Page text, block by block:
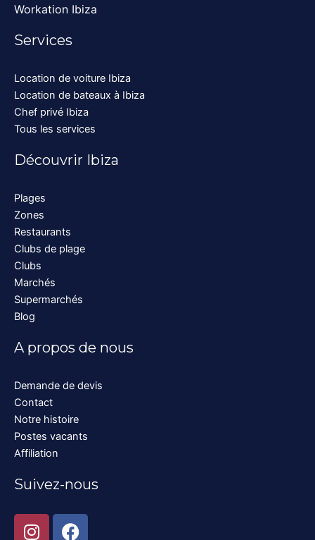
Workation Ibiza
Services
Location de voiture Ibiza
Location de bateaux à Ibiza
Chef privé Ibiza
Tous les services
Découvrir Ibiza
Plages
Zones
Restaurants
Clubs de plage
Clubs
Marchés
Supermarchés
Blog
A propos de nous
Demande de devis
Contact
Notre histoire
Postes vacants
Affiliation
Suivez-nous
I
F